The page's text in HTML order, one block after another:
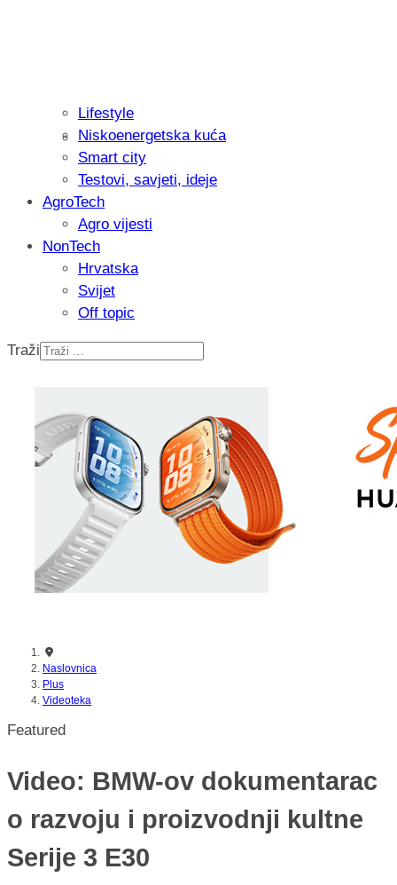
Isprobali smo: Thermostar
Lifestyle
Niskoenergetska kuća
Smart city
Testovi, savjeti, ideje
AgroTech
Agro vijesti
NonTech
Hrvatska
Svijet
Off topic
Traži
Naslovnica
Plus
Videoteka
Featured
Video: BMW-ov dokumentarac
o razvoju i proizvodnji kultne
Serije 3 E30